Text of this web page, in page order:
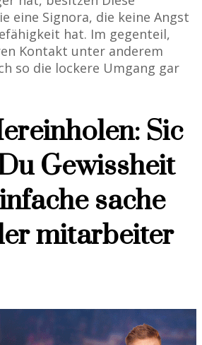
eine Signora, die keine Angst
hat. Im gegenteil,
Kontakt unter anderem
so die lockere Umgang gar
Sic
Gewissheit
sache
mitarbeiter